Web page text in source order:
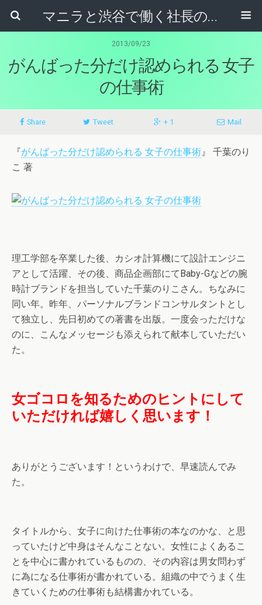
マニラと渋谷で働く社長のブログ
2013/09/23
がんばった分だけ認められる 女子
の仕事術
Share Tweet + 1 Mail
『がんばった分だけ認められる 女子の仕事術』 千葉のり
こ 著
理工学部を卒業した後、カシオ計算機にて設計エンジニ
アとして活躍、その後、商品企画部にてBaby-Gなどの腕
時計ブランドを担当していた千葉のりこさん。ちなみに
同い年。昨年、パーソナルブランドコンサルタントとし
て独立し、先日初めての著書を出版。一度会っただけな
のに、こんなメッセージも添えられて献本していただい
た。
女ゴコロを知るためのヒントにして
いただければ嬉しく思います！
ありがとうございます！というわけで、早速読んでみ
た。
タイトルから、女子に向けた仕事術の本なのかな、と思
っていたけど中身はそんなことない。女性によくあるこ
とを中心に書かれているものの、その内容は男女問わず
に為になる仕事術が書かれている。組織の中でうまく生
きていくための仕事術も結構書かれている。